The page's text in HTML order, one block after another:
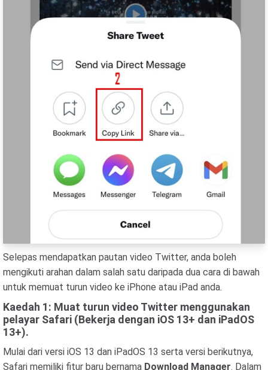
Selepas mendapatkan pautan video Twitter, anda boleh
mengikuti arahan dalam salah satu daripada dua cara di bawah
untuk memuat turun video ke iPhone atau iPad anda.
Kaedah 1: Muat turun video Twitter menggunakan
pelayar Safari (Bekerja dengan iOS 13+ dan iPadOS
13+).
Mulai dari versi iOS 13 dan iPadOS 13 serta versi berikutnya,
Safari memiliki fitur baru bernama Download Manager. Dalam